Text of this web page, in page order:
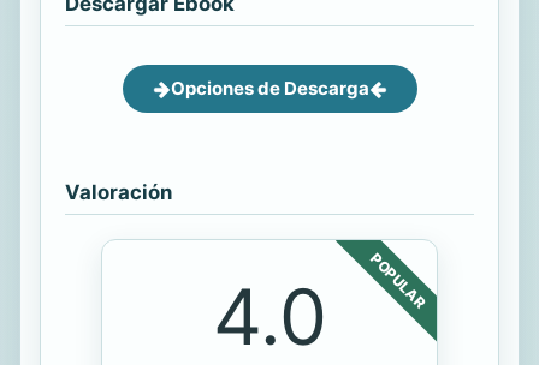
Opciones de Descarga
Valoración
POPULAR
4.0